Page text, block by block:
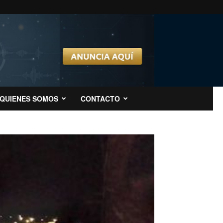
QUIENES SOMOS CONTACTO